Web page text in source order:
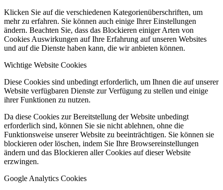
Klicken Sie auf die verschiedenen Kategorienüberschriften, um
mehr zu erfahren. Sie können auch einige Ihrer Einstellungen
ändern. Beachten Sie, dass das Blockieren einiger Arten von
Cookies Auswirkungen auf Ihre Erfahrung auf unseren Websites
und auf die Dienste haben kann, die wir anbieten können.
Wichtige Website Cookies
Diese Cookies sind unbedingt erforderlich, um Ihnen die auf unserer
Website verfügbaren Dienste zur Verfügung zu stellen und einige
ihrer Funktionen zu nutzen.
Da diese Cookies zur Bereitstellung der Website unbedingt
erforderlich sind, können Sie sie nicht ablehnen, ohne die
Funktionsweise unserer Website zu beeinträchtigen. Sie können sie
blockieren oder löschen, indem Sie Ihre Browsereinstellungen
ändern und das Blockieren aller Cookies auf dieser Website
erzwingen.
Google Analytics Cookies